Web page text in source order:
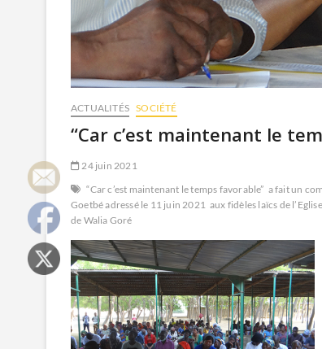
ACTUALITÉS SOCIÉTÉ
“Car c’est maintenant le
24 juin 2021
“Car c’est maintenant le temps favorable” a fait un
Goetbé adressé le 11 juin 2021 aux fidèles laïcs de
de Walia Goré